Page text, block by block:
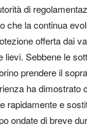
di
che la continua
offerta dai
lievi. Sebbene le
prendere il
ha dimostrato
rapidamente e
ondate di breve